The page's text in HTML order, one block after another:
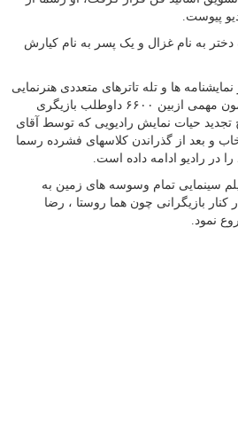
به نام غزال و یک پسر به نام کیارش
ها و تله تاترهای متعددی هنرنمایی
نمود تا اینکه در سال ۶۳ در آزمون مهمی ازبین ۶۶۰۰ داوطلب بازیگری
حیات نمایش رادیویی که توسط آقای
و بعد از گذراندن کلاسهای فشرده رسما
سینمایی تمام وسوسه های زمین به
کنار بازیگرانی چون هما روستا ، رضا
نمود.